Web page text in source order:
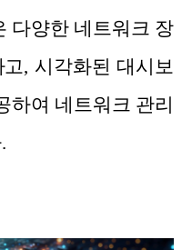
다양한 네트워크 장
, 시각화된 대시보
하여 네트워크 관리